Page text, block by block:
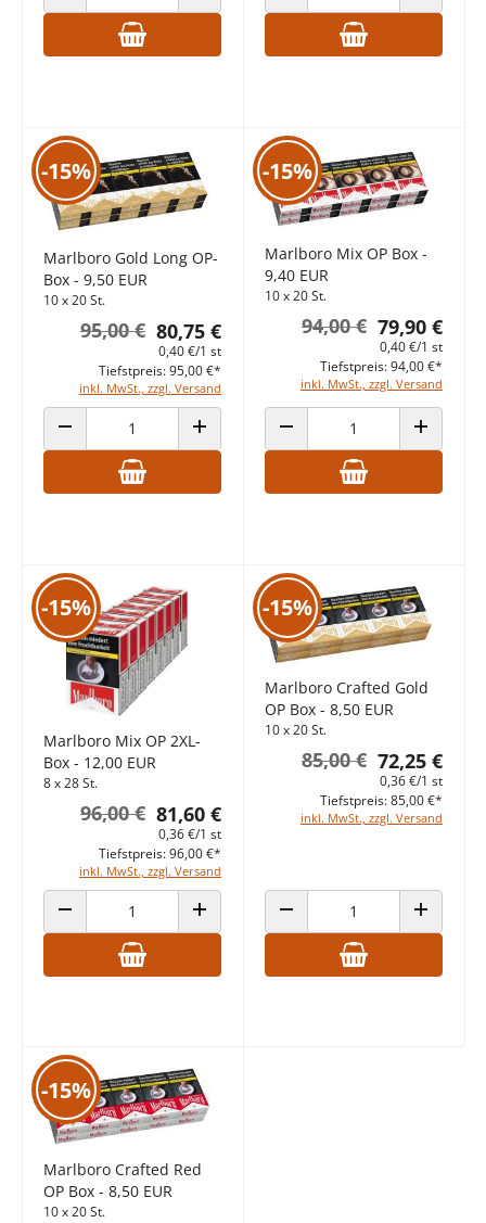
ANZAHL VERRINGERN ANZAHL ERHÖHENANZAHL VERRINGERN ANZAHL
-15%
Marlboro Gold Long OP-
Box - 9,50 EUR
10 x 20 St.
80,75 €
95,00 €
0,40 €/1 st
inkl. MwSt., zzgl. Versand
Tiefstpreis: 95,00 €*
ANZAHL VERRINGERN ANZAHL ERHÖHEN
-15%
Marlboro Mix OP Box -
9,40 EUR
10 x 20 St.
79,90 €
94,00 €
0,40 €/1 st
inkl. MwSt., zzgl. Versand
Tiefstpreis: 94,00 €*
ANZAHL VERRINGERN ANZAHL
-15%
Marlboro Mix OP 2XL-
Box - 12,00 EUR
8 x 28 St.
81,60 €
96,00 €
0,36 €/1 st
inkl. MwSt., zzgl. Versand
Tiefstpreis: 96,00 €*
ANZAHL VERRINGERN ANZAHL ERHÖHEN
-15%
Marlboro Crafted Gold
OP Box - 8,50 EUR
10 x 20 St.
72,25 €
85,00 €
0,36 €/1 st
inkl. MwSt., zzgl. Versand
Tiefstpreis: 85,00 €*
ANZAHL VERRINGERN ANZAHL
-15%
Marlboro Crafted Red
OP Box - 8,50 EUR
10 x 20 St.